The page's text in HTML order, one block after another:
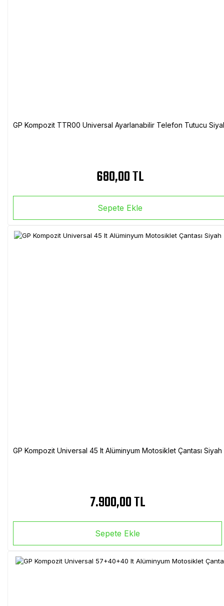
GP Kompozit TTR00 Universal Ayarlanabilir Telefon Tutucu
680,00 TL
Sepete Ekle
GP Kompozit Universal 45 lt Alüminyum Motosiklet Çantası Siyah
7.900,00 TL
Sepete Ekle